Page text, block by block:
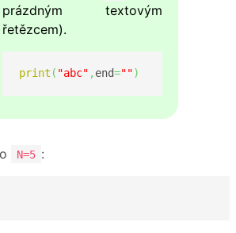
prázdným textovým
řetězcem).
print ( "abc" , end="")
N=5 :